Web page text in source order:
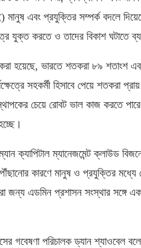
মানুষ এবং প্রযুক্তির সম্পর্ক বদলে
যুক্ত করতে ও তাদের বিকাশ
হয়েছে, ভারতে শতকরা ৮৯ শতাংশ
সহকর্মী হিসাবে পেয়ে শতকরা
চেয়ে রোবট ভাল কাজ করতে
ক্যাপিটাল ম্যানেজমেন্ট ক্লাউড
কারণে মানুষ ও প্রযুক্তির মধ্যে
জন্য এডমিন প্রশাসন সংস্থার সঙ্গে
গবেষণা পরিচালক ড্যান শ্যাওবেল